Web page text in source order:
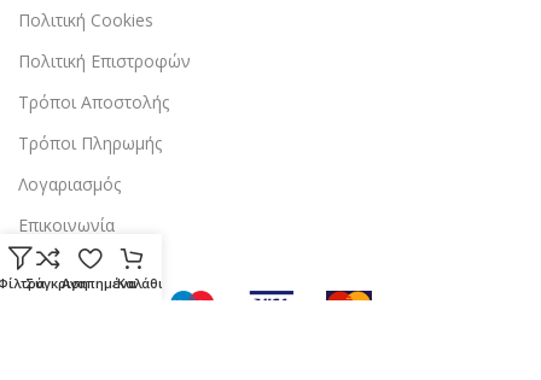
Πολιτική Cookies
Πολιτική Επιστροφών
Τρόποι Αποστολής
Τρόποι Πληρωμής
Λογαριασμός
Επικοινωνία
ΣύγκρισηΑγαπημέναΚαλάθι